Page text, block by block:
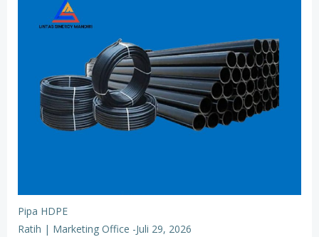
Pipa HDPE
Ratih | Marketing Office -Juli 29, 2026